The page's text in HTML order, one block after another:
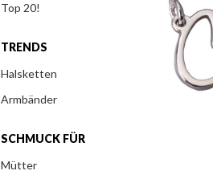
Top 20!
TRENDS
Halsketten
Armbänder
SCHMUCK FÜR
Mütter